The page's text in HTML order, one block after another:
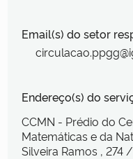
Email(s) do setor
Endereço(s) do
CCMN - Prédio do
Matemáticas e da
Silveira Ramos , 274 /